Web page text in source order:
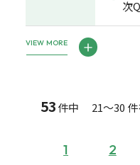
次
VIEW MORE
53件中 21～30 件
1 2